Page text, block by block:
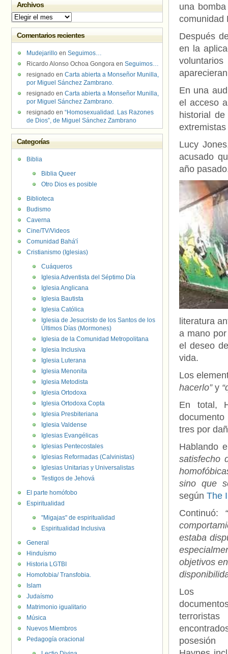
una
comunidad
Después
en la
En una
el acceso
historial
Lucy
acusado
año
literatura
a mano
el deseo
vida.
Los
hacerlo” y
En total,
tres por
Hablando
satisfecho
sino que
según The
Continuó:
estaba
objetivos
Los
terroristas
Archivos
Archivos
Comentarios recientes
Mudejarillo en Seguimos…
Ricardo Alonso Ochoa Gongora en Seguimos…
resignado en Carta abierta a Monseñor Munilla,
por Miguel Sánchez Zambrano.
resignado en Carta abierta a Monseñor Munilla,
por Miguel Sánchez Zambrano.
resignado en “Homosexualidad. Las Razones
de Dios”, de Miguel Sánchez Zambrano
Categorías
Biblia
Biblia Queer
Otro Dios es posible
Biblioteca
Budismo
Caverna
Cine/TV/Videos
Comunidad Bahá'í
Cristianismo (Iglesias)
Cuáqueros
Iglesia Adventista del Séptimo Día
Iglesia Anglicana
Iglesia Bautista
Iglesia Católica
Iglesia de Jesucristo de los Santos de los
Últimos Días (Mormones)
Iglesia de la Comunidad Metropolitana
Iglesia Inclusiva
Iglesia Luterana
Iglesia Menonita
Iglesia Metodista
Iglesia Ortodoxa
Iglesia Ortodoxa Copta
Iglesia Presbiteriana
Iglesia Valdense
Iglesias Evangélicas
Iglesias Pentecostales
Iglesias Reformadas (Calvinistas)
Iglesias Unitarias y Universalistas
Testigos de Jehová
El parte homófobo
Espiritualidad
"Migajas" de espiritualidad
Espiritualidad Inclusiva
General
Hinduísmo
Historia LGTBI
Homofobia/ Transfobia.
Islam
Judaísmo
Matrimonio igualitario
Música
Nuevos Miembros
Pedagogía oracional